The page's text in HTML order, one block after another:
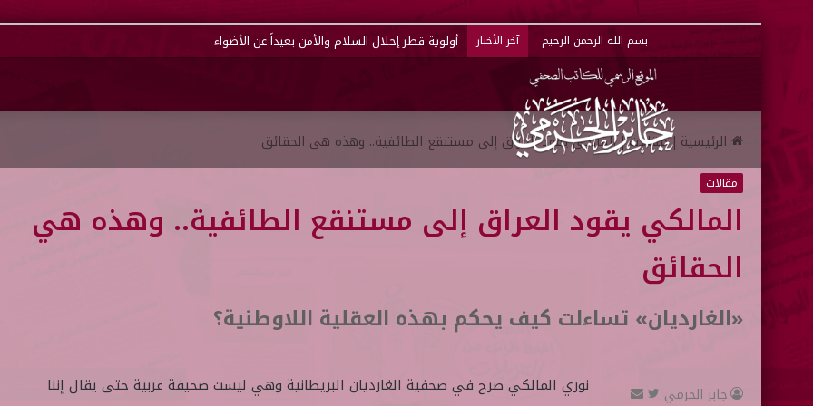
بسم الله الرحمن الرحيم آخر الأخبار أولوية قطر إحلال السلام والأمن بعيداً عن الأضواء
الرئيسية |مقالات|المالكي يقود العراق إلى مستنقع الطائفية.. وهذه هي الحقائق
مقالات
المالكي يقود العراق إلى مستنقع الطائفية.. وهذه هي
الحقائق
«الغارديان» تساءلت كيف يحكم بهذه العقلية اللاوطنية؟
نوري المالكي صرح في صحفية الغارديان البريطانية وهي ليست صحيفة عربية حتى يقال إننا
جابر الحرمي
ت